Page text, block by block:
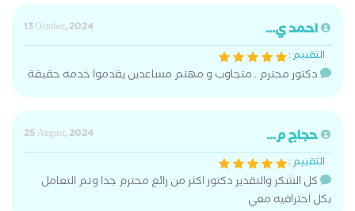
احمد ي...
13 October, 2024
التقييم :
دكتور محترم ..متجاوب و مهتم مساعدين يقدموا خدمه حقيقة
حجاج م...
25 August, 2024
التقييم :
كل الشكر والتقدير دكتور اكثر من رائع محترم جدا وتم التعامل
بكل احترافيه معي